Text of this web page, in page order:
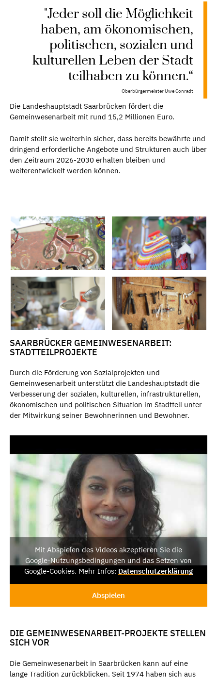
"Jeder soll die Möglichkeit
haben, am ökonomischen,
politischen, sozialen und
kulturellen Leben der Stadt
teilhaben zu können.“
Oberbürgermeister Uwe Conradt
Die Landeshauptstadt Saarbrücken fördert die
Gemeinwesenarbeit mit rund 15,2 Millionen Euro.
Damit stellt sie weiterhin sicher, dass bereits bewährte und
dringend erforderliche Angebote und Strukturen auch über
den Zeitraum 2026-2030 erhalten bleiben und
weiterentwickelt werden können.
SAARBRÜCKER GEMEINWESENARBEIT:
STADTTEILPROJEKTE
Durch die Förderung von Sozialprojekten und
Gemeinwesenarbeit unterstützt die Landeshauptstadt die
Verbesserung der sozialen, kulturellen, infrastrukturellen,
ökonomischen und politischen Situation im Stadtteil unter
der Mitwirkung seiner Bewohnerinnen und Bewohner.
Mit Abspielen des Videos akzeptieren Sie die
Google-Nutzungsbedingungen und das Setzen von
Google-Cookies. Mehr Infos: Datenschutzerklärung
Abspielen
DIE GEMEINWESENARBEIT-PROJEKTE STELLEN
SICH VOR
Die Gemeinwesenarbeit in Saarbrücken kann auf eine
lange Tradition zurückblicken. Seit 1974 haben sich aus